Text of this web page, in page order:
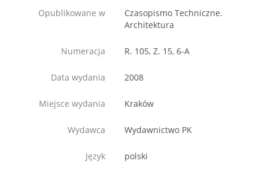
Opublikowane w
Czasopismo Techniczne.
Architektura
Numeracja R. 105, Z. 15, 6-A
Data wydania 2008
Miejsce wydania Kraków
Wydawca Wydawnictwo PK
Język polski